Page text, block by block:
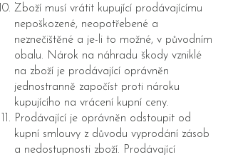
Zboží musí vrátit kupující prodávajícímu
nepoškozené, neopotřebené a
neznečištěné a je-li to možné, v původním
obalu. Nárok na náhradu škody vzniklé
na zboží je prodávající oprávněn
jednostranně započíst proti nároku
kupujícího na vrácení kupní ceny.
Prodávající je oprávněn odstoupit od
kupní smlouvy z důvodu vyprodání zásob
a nedostupnosti zboží. Prodávající